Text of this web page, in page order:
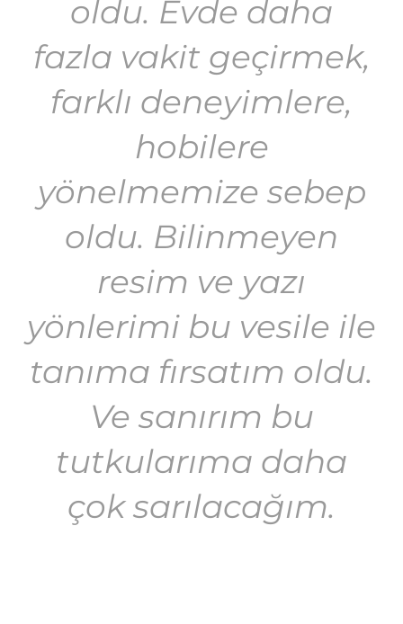
oldu. Evde daha
fazla vakit geçirmek,
farklı deneyimlere,
hobilere
yönelmemize sebep
oldu. Bilinmeyen
resim ve yazı
yönlerimi bu vesile ile
tanıma fırsatım oldu.
Ve sanırım bu
tutkularıma daha
çok sarılacağım.